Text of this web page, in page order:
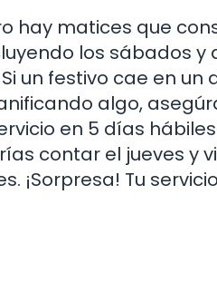
hay matices que
los sábados y
un festivo cae en un
algo,
en 5 días
contar el jueves y
¡Sorpresa! Tu